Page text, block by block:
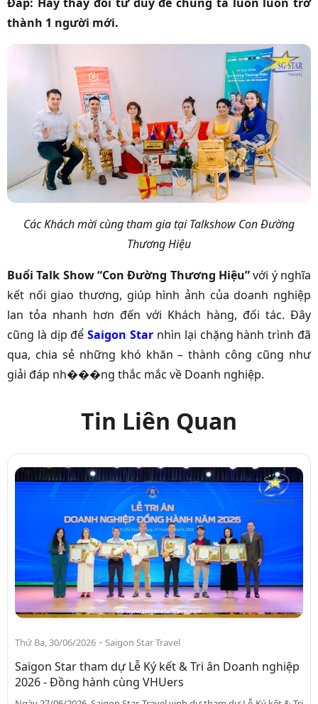
thành 1 người mới.
Các Khách mời cùng tham gia tại Talkshow Con Đường
Thương Hiệu
Buổi Talk Show “Con Đường Thương Hiệu”với ý nghĩa
kết nối giao thương, giúp hình ảnh của doanh nghiệp
lan tỏa nhanh hơn đến với Khách hàng, đối tác. Đây
cũng là dịp đểSaigon Star nhìn lại chặng hành trình đã
qua, chia sẻ những khó khăn – thành công cũng như
giải đáp nh���ng thắc mắc về Doanh nghiệp.
Tin Liên Quan
Thứ Ba, 30/06/2026 - Saigon Star Travel
Saigon Star tham dự Lễ Ký kết & Tri ân Doanh nghiệp
2026 - Đồng hành cùng VHUers